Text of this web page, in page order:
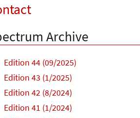
Archive
Edition 44 (09/2025)
Edition 43 (1/2025)
Edition 42 (8/2024)
Edition 41 (1/2024)